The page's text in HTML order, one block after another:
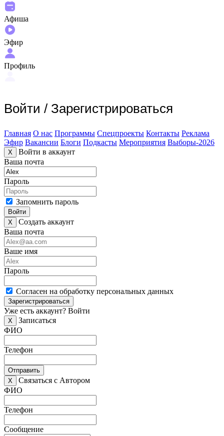
Афиша
Эфир
Профиль
Войти / Зарегистрироваться
Главная О нас Программы Спецпроекты Контакты Реклама
Эфир Вакансии Блоги Подкасты Мероприятия Выборы-2026
X
Войти в аккаунт
Ваша почта
Пароль
Запомнить пароль
Войти
X
Создать аккаунт
Ваша почта
Ваше имя
Пароль
Согласен на обработку персональных данных
Зарегистрироваться
Уже есть аккаунт? Войти
X
Записаться
ФИО
Телефон
Отправить
X
Связаться с Автором
ФИО
Телефон
Сообщение